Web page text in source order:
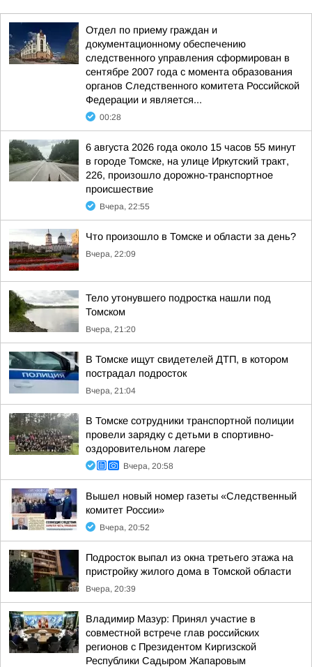
Отдел по приему граждан и
документационному обеспечению
следственного управления сформирован в
сентябре 2007 года с момента образования
органов Следственного комитета Российской
Федерации и является...
00:28
6 августа 2026 года около 15 часов 55 минут
в городе Томске, на улице Иркутский тракт,
226, произошло дорожно-транспортное
происшествие
Вчера, 22:55
Что произошло в Томске и области за день?
Вчера, 22:09
Тело утонувшего подростка нашли под
Томском
Вчера, 21:20
В Томске ищут свидетелей ДТП, в котором
пострадал подросток
Вчера, 21:04
В Томске сотрудники транспортной полиции
провели зарядку с детьми в спортивно-
оздоровительном лагере
Вчера, 20:58
Вышел новый номер газеты «Следственный
комитет России»
Вчера, 20:52
Подросток выпал из окна третьего этажа на
пристройку жилого дома в Томской области
Вчера, 20:39
Владимир Мазур: Принял участие в
совместной встрече глав российских
регионов с Президентом Киргизской
Республики Садыром Жапаровым